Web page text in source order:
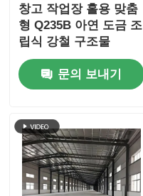
창고 작업장 홀용 맞춤
형 Q235B 아연 도금 조
립식 강철 구조물
문의 보내기